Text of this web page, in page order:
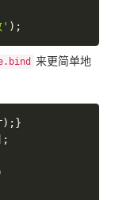
' ) ;
来更简单地
) ;}
;